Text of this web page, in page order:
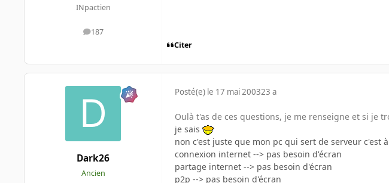
INpactien
187
messages
Citer
Dark26
Ancien
Posté(e) le 17 mai 200323 a
Oulà t'as de ces questions, je me renseigne et si je
je sais
non c'est juste que mon pc qui sert de serveur c'est à
connexion internet --> pas besoin d'écran
partage internet --> pas besoin d'écran
p2p --> pas besoin d'écran